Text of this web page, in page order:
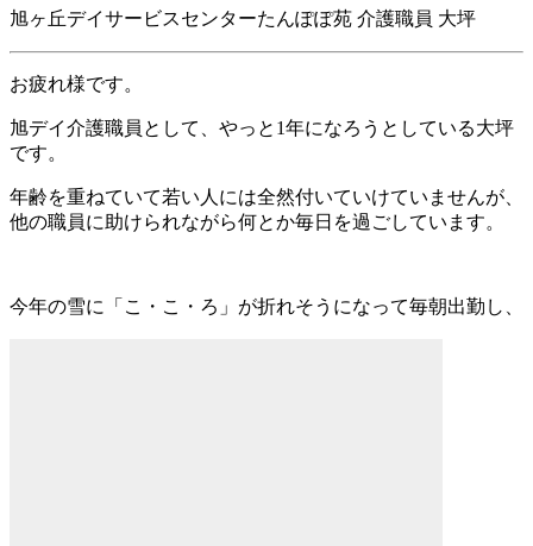
旭ヶ丘デイサービスセンターたんぽぽ苑 介護職員 大坪
お疲れ様です。
旭デイ介護職員として、やっと1年になろうとしている大坪
です。
年齢を重ねていて若い人には全然付いていけていませんが、
他の職員に助けられながら何とか毎日を過ごしています。
今年の雪に「こ・こ・ろ」が折れそうになって毎朝出勤し、